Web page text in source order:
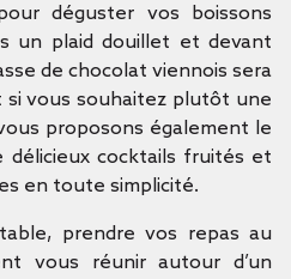
déguster vos boissons
un plaid douillet et devant
de chocolat viennois sera
si vous souhaitez plutôt une
proposons également le
délicieux cocktails fruités et
en toute simplicité.
prendre vos repas au
vous réunir autour d’un